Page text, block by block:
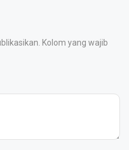
Kolom yang wajib